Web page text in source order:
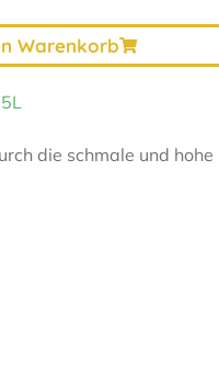
Warenkorb
die schmale und